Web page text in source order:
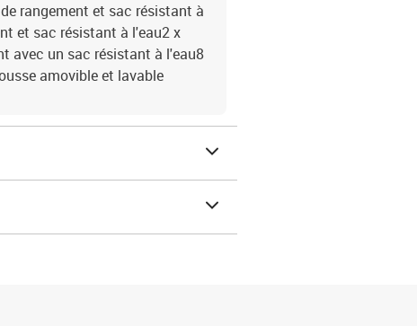
rangement et sac résistant à
et sac résistant à l'eau2 x
avec un sac résistant à l'eau8
amovible et lavable